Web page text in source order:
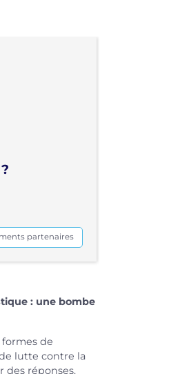
partenaires
: une bombe
de
lutte contre la
des réponses,